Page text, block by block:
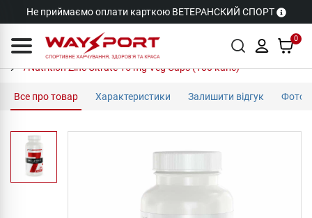
Не приймаємо оплати карткою ВЕТЕРАНСКИЙ СПОРТ
0
7Nutrition Zinc Citrate 15 mg Veg Caps (100 капс)
Все про товар Характеристики Залишити відгук Фото